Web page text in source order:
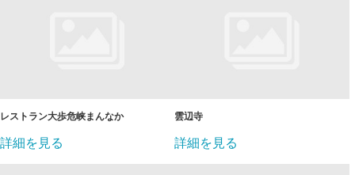
レストラン大歩危峡まんなか
詳細を見る
雲辺寺
詳細を見る